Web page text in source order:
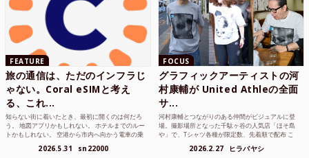
FEATURE
旅の通信は、ただのインフラじ
ゃない。Coral eSIMと考え
る、これ...
知らない街に着いたとき、最初に開くのは何だろ
う。 地図アプリかもしれない。 ホテルまでのルー
トかもしれない。 空港から市内へ向かう電車の乗
2026.5.31 sn22000
FOCUS
グラフィックアーティストの河
村康輔が United Athleの全面
サ...
河村康輔とつながりのある仲間がビジュアルに登
場。撮影場所となった千駄ヶ谷の人気店「ほそ島
や」で、Tシャツ各種が限定数、先着順で配布 こ
2026.2.27 ヒラバヤシ